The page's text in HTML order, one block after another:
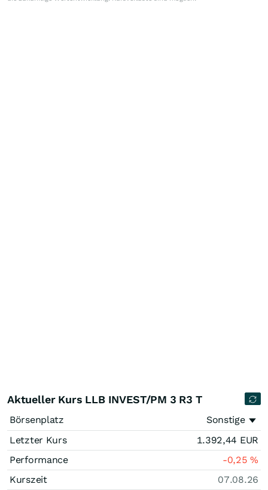
Aktueller Kurs LLB INVEST/PM 3 R3 T
Börsenplatz
Sonstige
Letzter Kurs
1.392,44 EUR
Performance
-0,25%
Kurszeit
07.08.26